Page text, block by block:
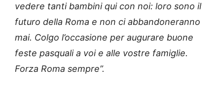
vedere tanti bambini qui con noi: loro sono il
futuro della Roma e non ci abbandoneranno
mai. Colgo l’occasione per augurare buone
feste pasquali a voi e alle vostre famiglie.
Forza Roma sempre”.